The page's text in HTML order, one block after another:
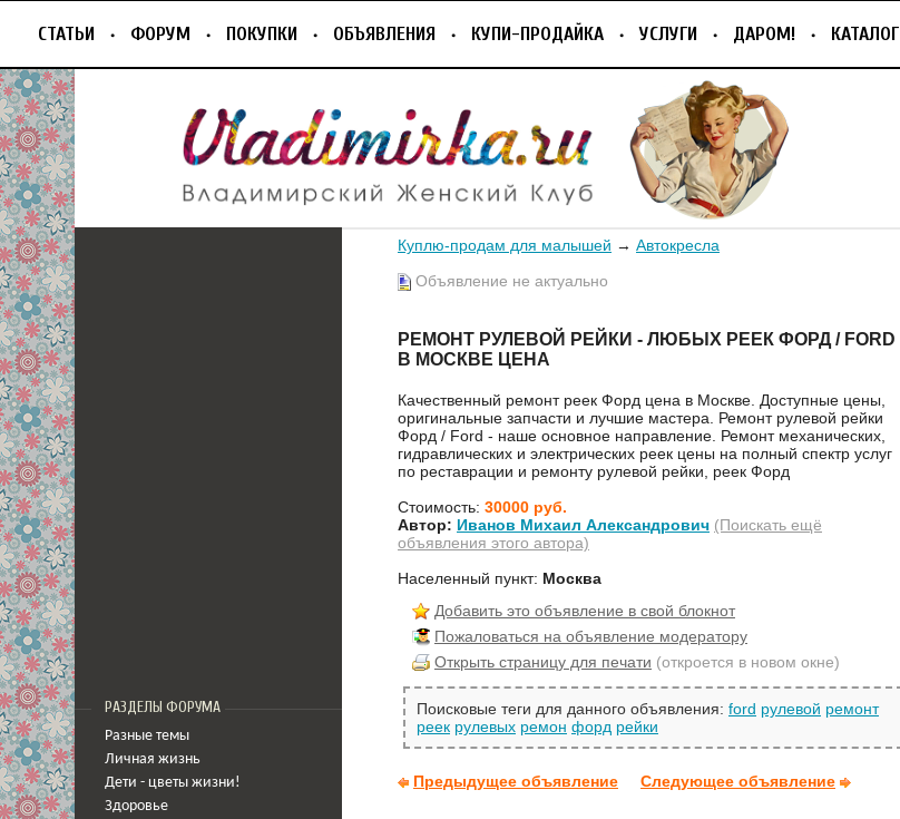
СТАТЬИ ФОРУМ ПОКУПКИ ОБЪЯВЛЕНИЯ КУПИ-ПРОДАЙКА УСЛУГИ ДАРОМ! КАТАЛОГ
РАЗДЕЛЫ ФОРУМА
Разные темы
Личная жизнь
Дети - цветы жизни!
Здоровье
Куплю-продам для малышей → Автокресла
Объявление не актуально
РЕМОНТ РУЛЕВОЙ РЕЙКИ - ЛЮБЫХ РЕЕК ФОРД / FORD
В МОСКВЕ ЦЕНА
Качественный ремонт реек Форд цена в Москве. Доступные цены,
оригинальные запчасти и лучшие мастера. Ремонт рулевой рейки
Форд / Ford - наше основное направление. Ремонт механических,
гидравлических и электрических реек цены на полный спектр услуг
по реставрации и ремонту рулевой рейки, реек Форд
Стоимость: 30000 руб.
Автор: Иванов Михаил Александрович (Поискать ещё
объявления этого автора)
Населенный пункт: Москва
Добавить это объявление в свой блокнот
Пожаловаться на объявление модератору
Открыть страницу для печати (откроется в новом окне)
Поисковые теги для данного объявления: ford рулевой ремонт
реек рулевых ремон форд рейки
Предыдущее объявление Следующее объявление